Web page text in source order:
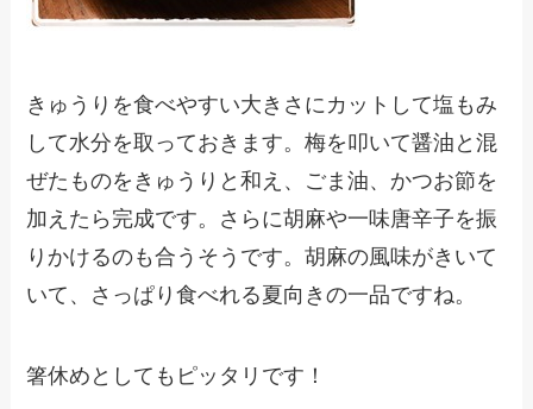
きゅうりを食べやすい大きさにカットして塩もみ
して水分を取っておきます。梅を叩いて醤油と混
ぜたものをきゅうりと和え、ごま油、かつお節を
加えたら完成です。さらに胡麻や一味唐辛子を振
りかけるのも合うそうです。胡麻の風味がきいて
いて、さっぱり食べれる夏向きの一品ですね。
箸休めとしてもピッタリです！